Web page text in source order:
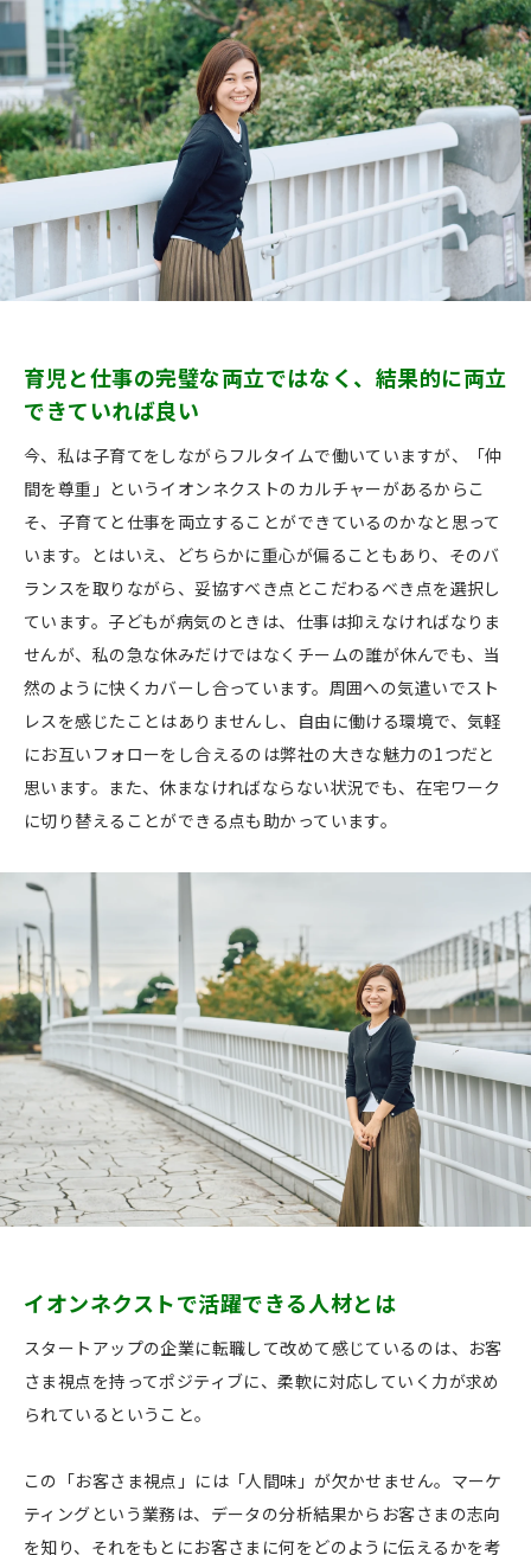
育児と仕事の完璧な両立ではなく、結果的に両立
できていれば良い
今、私は子育てをしながらフルタイムで働いていますが、「仲
間を尊重」というイオンネクストのカルチャーがあるからこ
そ、子育てと仕事を両立することができているのかなと思って
います。とはいえ、どちらかに重心が偏ることもあり、そのバ
ランスを取りながら、妥協すべき点とこだわるべき点を選択し
ています。子どもが病気のときは、仕事は抑えなければなりま
せんが、私の急な休みだけではなくチームの誰が休んでも、当
然のように快くカバーし合っています。周囲への気遣いでスト
レスを感じたことはありませんし、自由に働ける環境で、気軽
にお互いフォローをし合えるのは弊社の大きな魅力の1つだと
思います。また、休まなければならない状況でも、在宅ワーク
に切り替えることができる点も助かっています。
イオンネクストで活躍できる人材とは
スタートアップの企業に転職して改めて感じているのは、お客
さま視点を持ってポジティブに、柔軟に対応していく力が求め
られているということ。
この「お客さま視点」には「人間味」が欠かせません。マーケ
ティングという業務は、データの分析結果からお客さまの志向
を知り、それをもとにお客さまに何をどのように伝えるかを考